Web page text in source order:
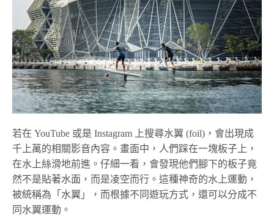
若在 YouTube 或是 Instagram 上搜尋水翼 (foil)，會出現成
千上萬的相關影音內容。畫面中，人們踩在一塊板子上，
在水上絲滑地前進。仔細一看，會發現他們腳下的板子竟
然不是貼著水面，而是凌空而行。這種神奇的水上運動，
被統稱為「水翼」，而根據不同遊玩方式，還可以分成不
同水翼運動。